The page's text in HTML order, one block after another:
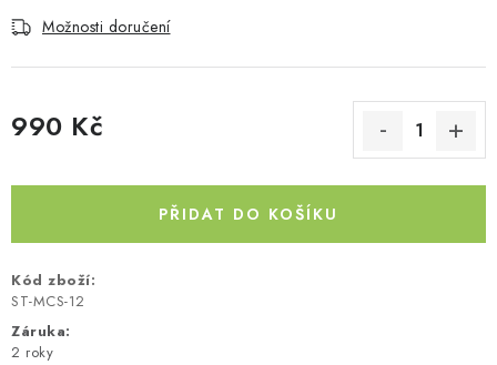
AUTOSTANY
Doprava a platba
Půjčovna
Moje objednávka
Napište nám
Reklamace
Obchodní podmínky
Možnosti doručení
990 Kč
PŘIDAT DO KOŠÍKU
Kód zboží:
ST-MCS-12
Záruka:
2 roky